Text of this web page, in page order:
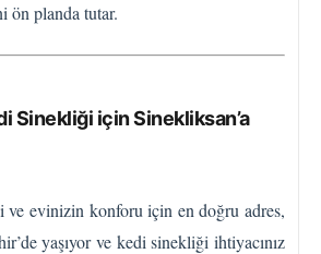
ön planda tutar.
Sinekliği için Sinekliksan’a
evinizin konforu için en doğru adres,
yaşıyor ve kedi sinekliği ihtiyacınız